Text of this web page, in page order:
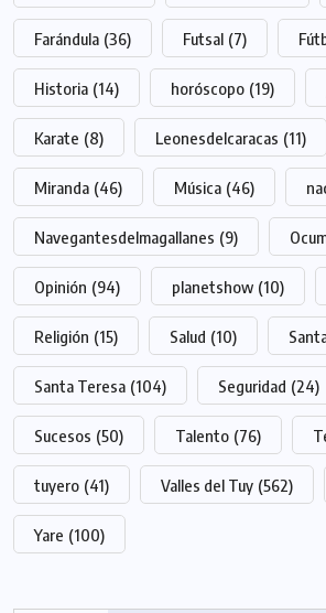
Farándula (36) Futsal (7)
Historia (14) horóscopo (19)
Karate (8) Leonesdelcaracas (11)
Miranda (46) Música (46)
Navegantesdelmagallanes (9)
Opinión (94) planetshow (10)
Religión (15) Salud (10)
Santa Teresa (104) Seguridad (24)
Sucesos (50) Talento (76)
tuyero (41) Valles del Tuy (562)
Yare (100)